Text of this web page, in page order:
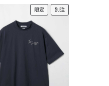
限定 別注